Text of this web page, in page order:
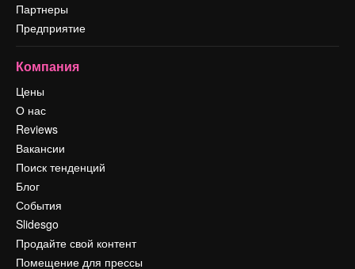
Партнеры
Предприятие
Компания
Цены
О нас
Reviews
Вакансии
Поиск тенденций
Блог
События
Slidesgo
Продайте свой контент
Помещение для прессы